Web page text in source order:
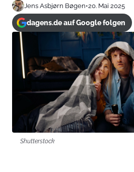
Jens Asbjørn Bøgen•20. Mai 2025
dagens.de auf Google folgen
Shutterstock